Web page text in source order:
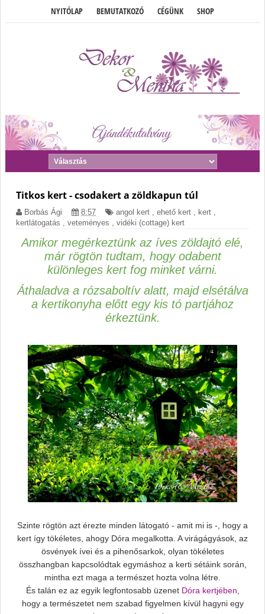
NYITÓLAP BEMUTATKOZÓ CÉGÜNK SHOP
Titkos kert - csodakert a zöldkapun túl
Borbás Ági 8:57 angol kert , ehető kert , kert ,
kertlátogatás , veteményes , vidéki (cottage) kert
Amikor megérkeztünk az íves zöldajtó elé,
már rögtön tudtam, hogy odabent
különleges kert fog minket várni.
Áthaladva a rózsaboltív alatt, majd elsétálva
a kertikonyha előtt egy kis tó partjához
érkeztünk.
Szinte rögtön azt érezte minden látogató - amit mi is -, hogy a
kert így tökéletes, ahogy Dóra megalkotta. A virágágyások, az
ösvények ívei és a pihenősarkok, olyan tökéletes
összhangban kapcsolódtak egymáshoz a kerti sétáink során,
mintha ezt maga a természet hozta volna létre.
És talán ez az egyik legfontosabb üzenet Dóra kertjében,
hogy a természetet nem szabad figyelmen kívül hagyni egy